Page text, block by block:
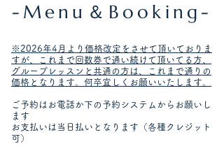
-Menu＆Booking-
※2026年4月より価格改定をさせて頂いておりま
すが、これまで回数券で通い続けて頂いてる方、
グループレッスンと共通の方は、これまで通りの
価格となります。何卒宜しくお願いいたします。
ご予約はお電話か下の予約システムからお願いし
ます
​お支払いは当日払いとなります （各種クレジット
可）